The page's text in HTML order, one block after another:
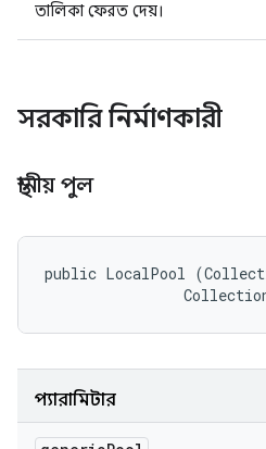
তালিকা ফেরত দেয়।
সরকারি নির্মাণকারী
স্থানীয় পুল
public LocalPool
প্যারামিটার